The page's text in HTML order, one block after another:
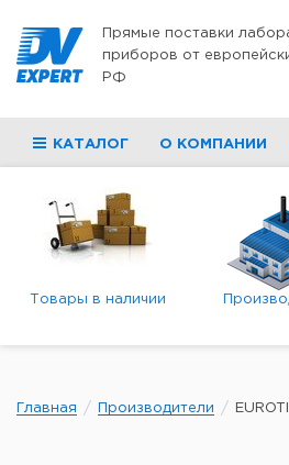
Прямые поставки
приборов от
РФ
КАТАЛОГ О КОМПАНИИ
Товары в наличии
Главная Производители